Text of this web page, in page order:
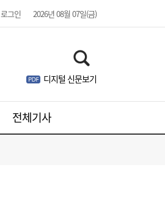
로그인 2026년 08월 07일(금)
디지털 신문보기
전체기사